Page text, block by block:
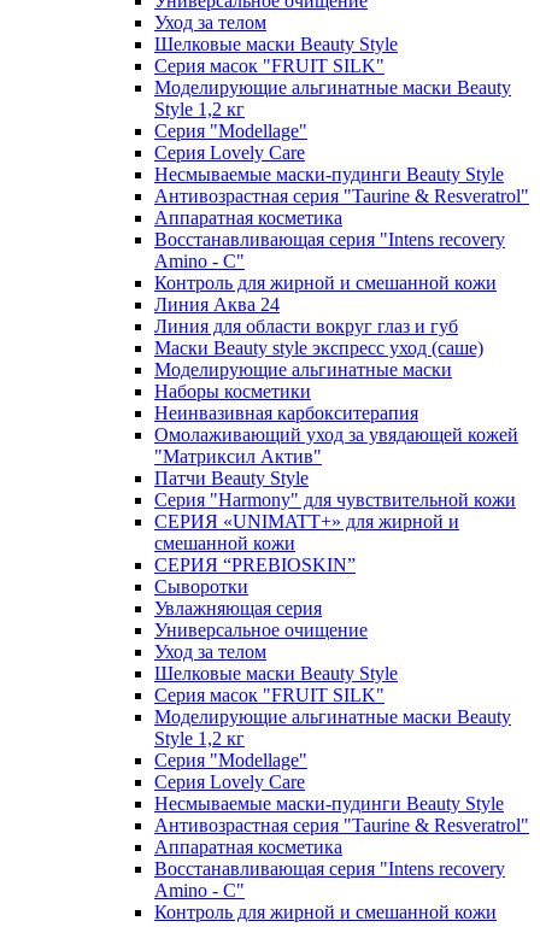
Уход за телом
Шелковые маски Beauty Style
Серия масок "FRUIT SILK"
Моделирующие альгинатные маски Beauty
Style 1,2 кг
Серия "Modellage"
Cерия Lovely Care
Несмываемые маски-пудинги Beauty Style
Антивозрастная серия "Taurine & Resveratrol"
Аппаратная косметика
Восстанавливающая серия "Intens recovery
Amino - C"
Контроль для жирной и смешанной кожи
Линия Аква 24
Линия для области вокруг глаз и губ
Маски Beauty style экспресс уход (саше)
Моделирующие альгинатные маски
Наборы косметики
Неинвазивная карбокситерапия
Омолаживающий уход за увядающей кожей
"Матриксил Актив"
Патчи Beauty Style
Серия "Harmony" для чувствительной кожи
СЕРИЯ «UNIMATT+» для жирной и
смешанной кожи
СЕРИЯ “PREBIOSKIN”
Сыворотки
Увлажняющая серия
Универсальное очищение
Уход за телом
Шелковые маски Beauty Style
Серия масок "FRUIT SILK"
Моделирующие альгинатные маски Beauty
Style 1,2 кг
Серия "Modellage"
Cерия Lovely Care
Несмываемые маски-пудинги Beauty Style
Антивозрастная серия "Taurine & Resveratrol"
Аппаратная косметика
Восстанавливающая серия "Intens recovery
Amino - C"
Контроль для жирной и смешанной кожи